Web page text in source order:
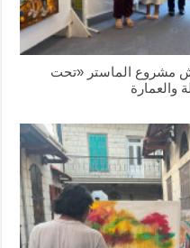
مشروع الماستر «تحت
والعمارة